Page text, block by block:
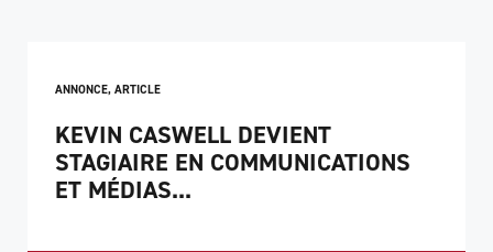
ANNONCE, ARTICLE
KEVIN CASWELL DEVIENT
STAGIAIRE EN COMMUNICATIONS
ET MÉDIAS...